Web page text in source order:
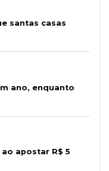
santas casas
ano, enquanto
apostar R$ 5